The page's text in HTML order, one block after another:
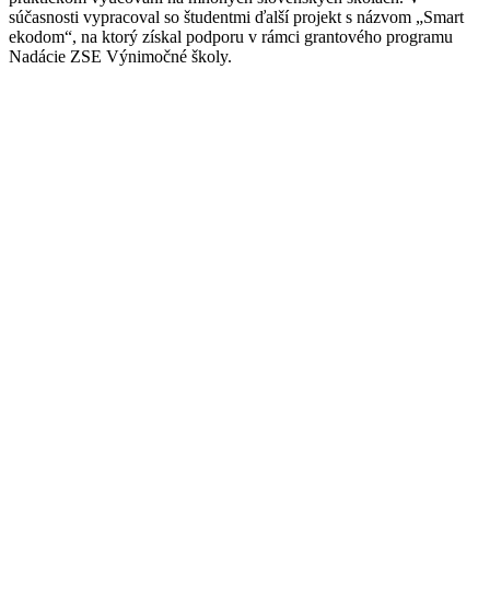
súčasnosti vypracoval so študentmi ďalší projekt s názvom „Smart
ekodom“, na ktorý získal podporu v rámci grantového programu
Nadácie ZSE Výnimočné školy.